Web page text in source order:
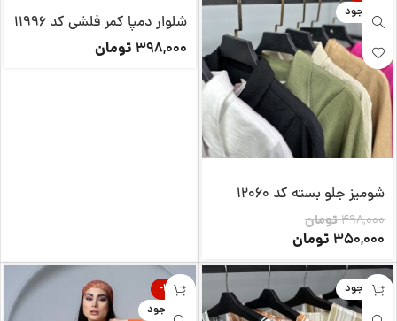
ناموجود
شومیز جلو بسته کد 12060
498,000تومان
350,000 تومان
شلوار دمپا کمر فلشی کد 11996
398,000 تومان
ناموجود
-26%
ناموجود